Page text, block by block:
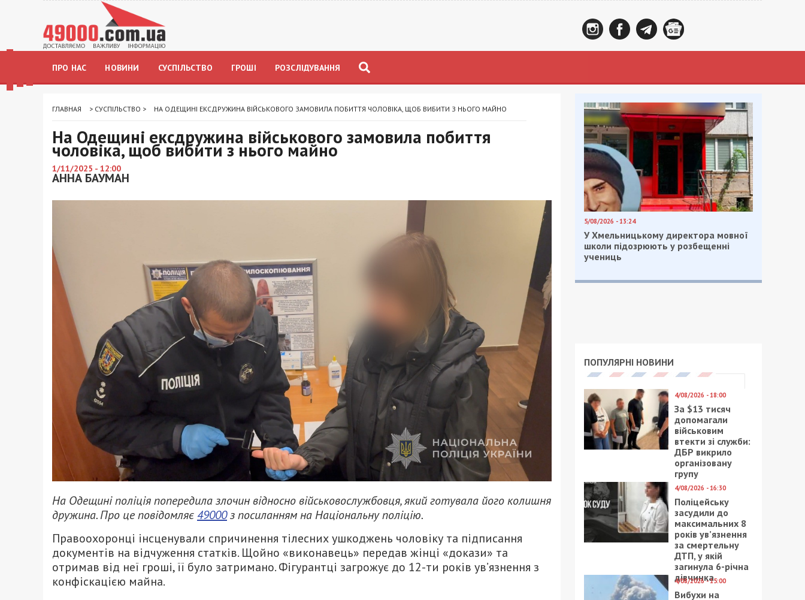
ПРО НАС НОВИНИ СУСПІЛЬСТВО ГРОШІ РОЗСЛІДУВАННЯ
ГЛАВНАЯ > СУСПІЛЬСТВО > НА ОДЕЩИНІ ЕКСДРУЖИНА ВІЙСЬКОВОГО ЗАМОВИЛА ПОБИТТЯ ЧОЛОВІКА, ЩОБ ВИБИТИ З НЬОГО МАЙНО
На Одещині ексдружина військового замовила побиття
чоловіка, щоб вибити з нього майно
1/11/2025 - 12:00
АННА БАУМАН
На Одещині поліція попередила злочин відносно військовослужбовця, який готувала його колишня
дружина. Про це повідомляє49000з посиланням на Національну поліцію.
Правоохоронці інсценували спричинення тілесних ушкоджень чоловіку та підписання
документів на відчуження статків. Щойно «виконавець» передав жінці «докази» та
отримав від неї гроші, її було затримано. Фігурантці загрожує до 12-ти років ув’язнення з
конфіскацією майна.
5/08/2026 - 13:24
У Хмельницькому директора мовної
школи підозрюють у розбещенні
учениць
ПОПУЛЯРНІ НОВИНИ
4/08/2026 - 18:00
За $13 тисяч
допомагали
військовим
втекти зі служби:
ДБР викрило
організовану
групу
4/08/2026 - 16:30
Поліцейську
засудили до
максимальних 8
років ув’язнення
за смертельну
ДТП, у якій
загинула 6-річна
дівчинка
4/08/2026 - 15:00
Вибухи на